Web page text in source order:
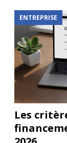
ENTREPRISE
Les